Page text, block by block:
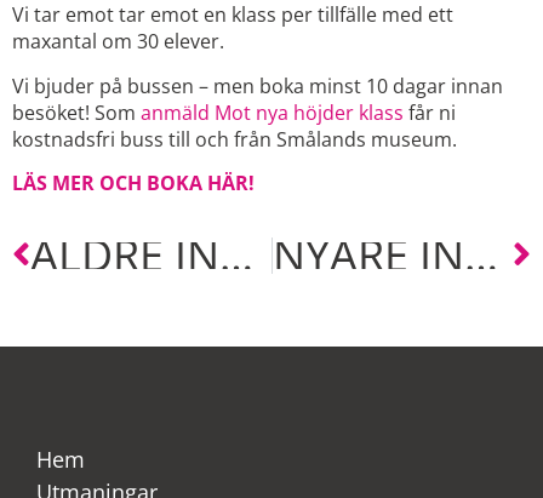
Vi tar emot tar emot en klass per tillfälle med ett
maxantal om 30 elever.
Vi bjuder på bussen – men boka minst 10 dagar innan
besöket! Som anmäld Mot nya höjder klass får ni
kostnadsfri buss till och från Smålands museum.
LÄS MER OCH BOKA HÄR!
ÄLDRE INLÄGG NYARE INLÄGG
Hem